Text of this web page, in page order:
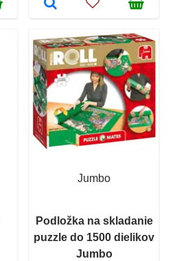
Jumbo
Podložka na skladanie
puzzle do 1500 dielikov
Jumbo